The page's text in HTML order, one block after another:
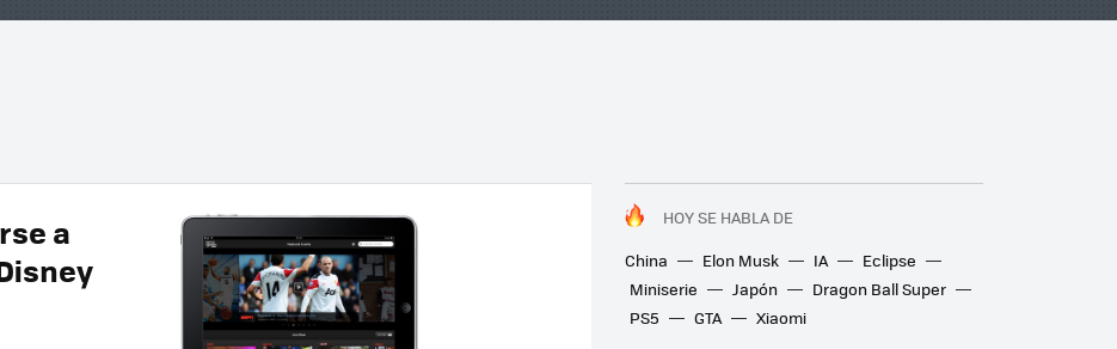
HOY SE HABLA DE
China
Elon Musk IA
Eclipse
Miniserie
Japón
Dragon Ball Super
PS5
GTA Xiaomi
a